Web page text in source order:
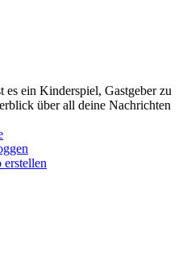
ein Kinderspiel, Gastgeber zu
über all deine Nachrichten